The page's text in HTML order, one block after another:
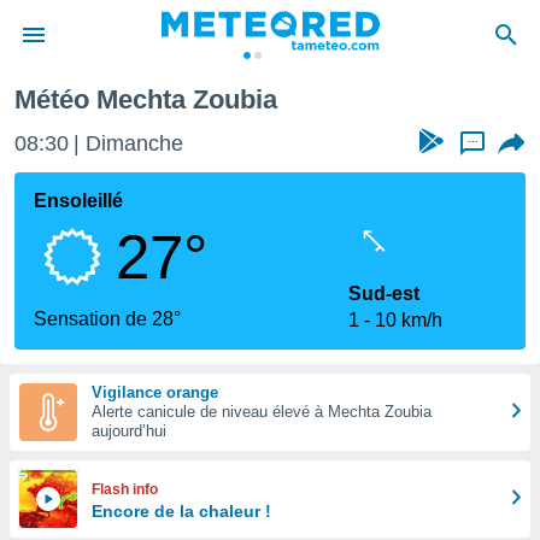
de
Météo Mechta Zoubia
08:30 Dimanche ...
Ensoleillé
27°
Sensation de 28°
Sud-est
1
10 km/h
Vigilance orange
Alerte canicule de niveau élevé à Mechta Zoubia
aujourd’hui
Flash info
Encore de la chaleur !